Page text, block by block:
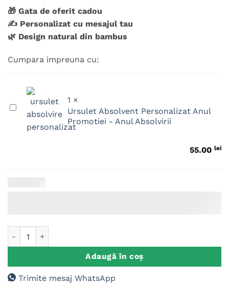
🎁 Gata de oferit cadou
✍️ Personalizat cu mesajul tau
🌿 Design natural din bambus
Cumpara impreuna cu:
Ursulet
Absolvent
Personalizat
1 ×
Ursulet Absolvent Personalizat Anul
Promotiei - Anul Absolvirii
55.00 lei
Adaugă în coș
Trimite mesaj WhatsApp